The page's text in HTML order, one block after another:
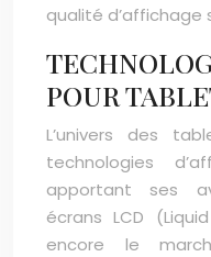
qualité d’affichage
POUR
L’univers des
technologies
apportant ses
écrans LCD
encore le